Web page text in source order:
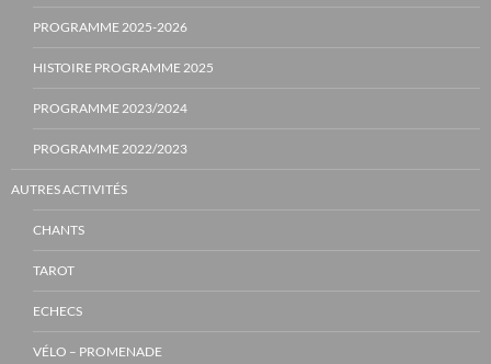
PROGRAMME 2025-2026
HISTOIRE PROGRAMME 2025
PROGRAMME 2023/2024
PROGRAMME 2022/2023
AUTRES ACTIVITÉS
CHANTS
TAROT
ECHECS
VÉLO – PROMENADE